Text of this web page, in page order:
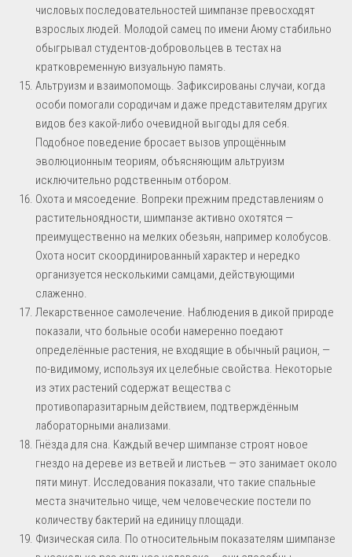
числовых последовательностей шимпанзе превосходят
взрослых людей. Молодой самец по имени Аюму стабильно
обыгрывал студентов-добровольцев в тестах на
кратковременную визуальную память.
Альтруизм и взаимопомощь. Зафиксированы случаи, когда
особи помогали сородичам и даже представителям других
видов без какой-либо очевидной выгоды для себя.
Подобное поведение бросает вызов упрощённым
эволюционным теориям, объясняющим альтруизм
исключительно родственным отбором.
Охота и мясоедение. Вопреки прежним представлениям о
растительноядности, шимпанзе активно охотятся —
преимущественно на мелких обезьян, например колобусов.
Охота носит скоординированный характер и нередко
организуется несколькими самцами, действующими
слаженно.
Лекарственное самолечение. Наблюдения в дикой природе
показали, что больные особи намеренно поедают
определённые растения, не входящие в обычный рацион, —
по-видимому, используя их целебные свойства. Некоторые
из этих растений содержат вещества с
противопаразитарным действием, подтверждённым
лабораторными анализами.
Гнёзда для сна. Каждый вечер шимпанзе строят новое
гнездо на дереве из ветвей и листьев — это занимает около
пяти минут. Исследования показали, что такие спальные
места значительно чище, чем человеческие постели по
количеству бактерий на единицу площади.
Физическая сила. По относительным показателям шимпанзе